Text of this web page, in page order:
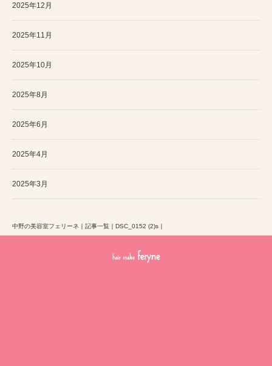
2025年12月
2025年11月
2025年10月
2025年8月
2025年6月
2025年4月
2025年3月
中野の美容室フェリーネ ｜ 記事一覧 ｜ DSC_0152 (2)s ｜